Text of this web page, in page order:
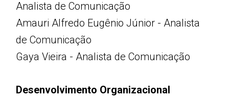
Analista de Comunicação
Amauri Alfredo Eugênio Júnior - Analista
de Comunicação
Gaya Vieira - Analista de Comunicação
Desenvolvimento Organizacional